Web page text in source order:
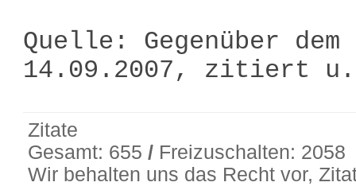
Quelle: Gegenüber
14.09.2007, zitiert
Zitate
Gesamt: 655/ Freizuschalten: 2058
Wir behalten uns das Recht vor,